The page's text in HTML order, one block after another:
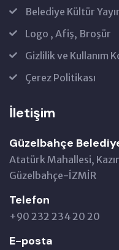
Belediye Kültür
Logo , Afiş, Broşür
Gizlilik ve Kullanım
Çerez Politikası
İletişim
Güzelbahçe
Atatürk Mahallesi,
Güzelbahçe-İZMİR
Telefon
+90 232 234 20 20
E-posta